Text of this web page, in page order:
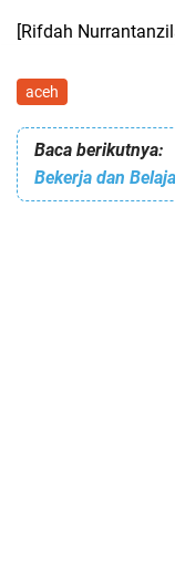
[Rifdah
aceh
Baca berikutnya: